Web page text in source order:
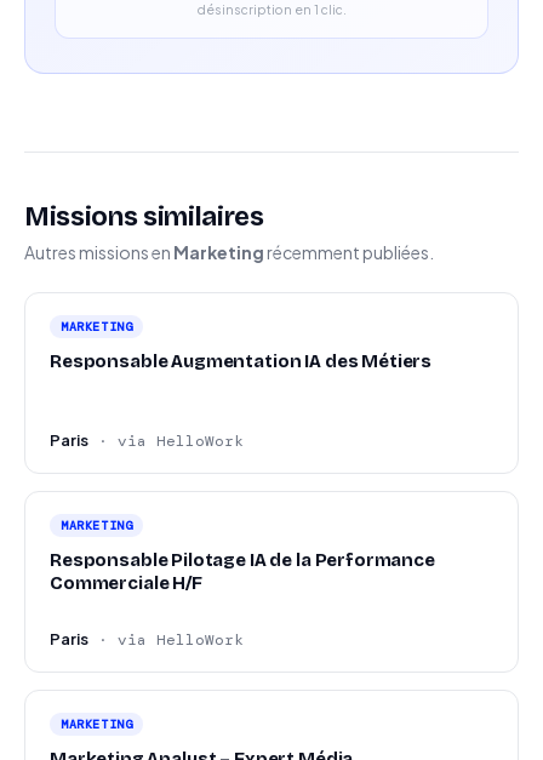
désinscription en 1 clic.
Missions similaires
Autres missions en Marketing récemment publiées.
MARKETING
Responsable Augmentation IA des Métiers
Paris · via HelloWork
MARKETING
Responsable Pilotage IA de la Performance
Commerciale H/F
Paris · via HelloWork
MARKETING